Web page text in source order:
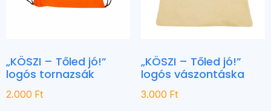
„KÖSZI – Tőled jó!”
logós tornazsák
2.000 Ft
„KÖSZI – Tőled jó!”
logós vászontáska
3.000 Ft